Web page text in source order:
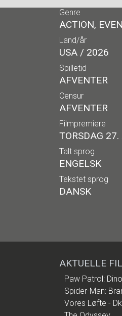
Genre
ACTION,
Land/år
USA / 2026
Spilletid
AFVENTER
Censur
AFVENTER
Filmpremiere
TORSDAG 27.
Talt sprog
ENGELSK
Tekstet sprog
DANSK
AKTUELLE
Paw Patrol:
Spider-Man:
Vores Løfte -